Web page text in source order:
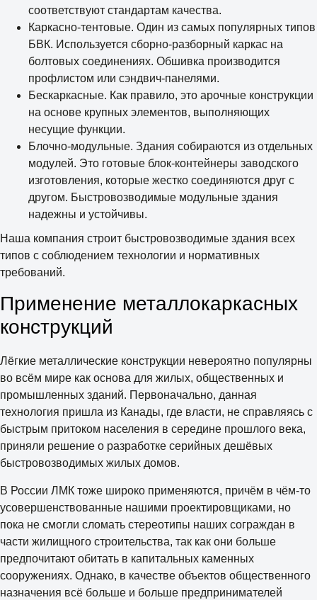
соответствуют стандартам качества.
Каркасно-тентовые. Один из самых популярных типов
БВК. Используется сборно-разборный каркас на
болтовых соединениях. Обшивка производится
профлистом или сэндвич-панелями.
Бескаркасные. Как правило, это арочные конструкции
на основе крупных элементов, выполняющих
несущие функции.
Блочно-модульные. Здания собираются из отдельных
модулей. Это готовые блок-контейнеры заводского
изготовления, которые жестко соединяются друг с
другом. Быстровозводимые модульные здания
надежны и устойчивы.
Наша компания строит быстровозводимые здания всех
типов с соблюдением технологии и нормативных
требований.
Применение металлокаркасных
конструкций
Лёгкие металлические конструкции невероятно популярны
во всём мире как основа для жилых, общественных и
промышленных зданий. Первоначально, данная
технология пришла из Канады, где власти, не справляясь с
быстрым притоком населения в середине прошлого века,
приняли решение о разработке серийных дешёвых
быстровозводимых жилых домов.
В России ЛМК тоже широко применяются, причём в чём-то
усовершенствованные нашими проектировщиками, но
пока не смогли сломать стереотипы наших сограждан в
части жилищного строительства, так как они больше
предпочитают обитать в капитальных каменных
сооружениях. Однако, в качестве объектов общественного
назначения всё больше и больше предпринимателей